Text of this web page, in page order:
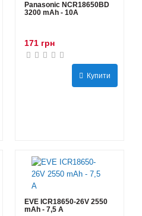
Panasonic NCR18650BD
3200 mAh - 10А
171 грн
Купити
EVE ICR18650-26V 2550
mAh - 7,5 А